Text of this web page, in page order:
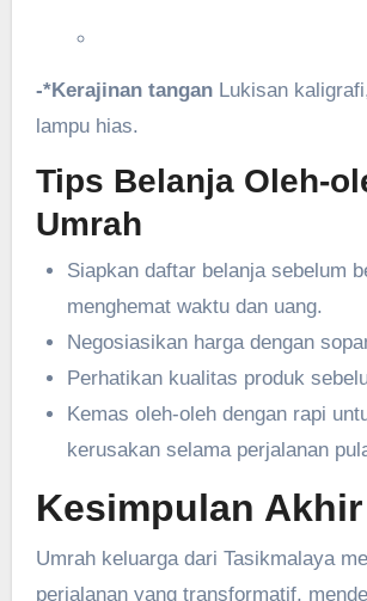
-*Kerajinan tanganLukisan
lampu hias.
Tips Belanja Oleh-
Umrah
Siapkan daftar belanja sebelum
menghemat waktu dan uang.
Negosiasikan harga dengan
Perhatikan kualitas produk
Kemas oleh-oleh dengan rapi
kerusakan selama perjalanan
Kesimpulan Akhir
Umrah keluarga dari Tasikmalaya
perjalanan yang transformatif,